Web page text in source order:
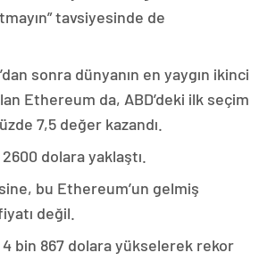
tavsiyesinde de
sonra dünyanın en yaygın ikinci
Ethereum da, ABD’deki ilk seçim
7,5 değer kazandı.
dolara yaklaştı.
bu Ethereum’un gelmiş
değil.
4 bin 867 dolara yükselerek rekor